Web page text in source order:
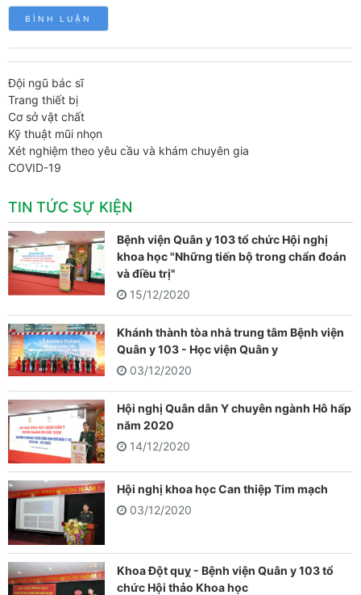
Đội ngũ bác sĩ
Trang thiết bị
Cơ sở vật chất
Kỹ thuật mũi nhọn
Xét nghiệm theo yêu cầu và khám chuyên gia
COVID-19
TIN TỨC SỰ KIỆN
Bệnh viện Quân y 103 tổ chức Hội nghị
khoa học "Những tiến bộ trong chẩn đoán
và điều trị"
15/12/2020
Khánh thành tòa nhà trung tâm Bệnh viện
Quân y 103 - Học viện Quân y
03/12/2020
Hội nghị Quân dân Y chuyên ngành Hô hấp
năm 2020
14/12/2020
Hội nghị khoa học Can thiệp Tim mạch
03/12/2020
Khoa Đột quỵ - Bệnh viện Quân y 103 tổ
chức Hội thảo Khoa học